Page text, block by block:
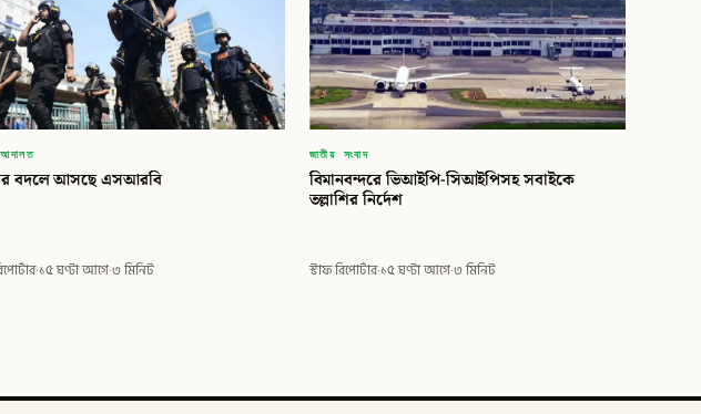
বদলে আসছে এসআরবি
·১৫ ঘণ্টা আগে·৩ মিনিট
জাতীয় সংবাদ
বিমানবন্দরে ভিআইপি-সিআইপিসহ সবাইকে
তল্লাশির নির্দেশ
স্টাফ রিপোর্টার·১৫ ঘণ্টা আগে·৩ মিনিট